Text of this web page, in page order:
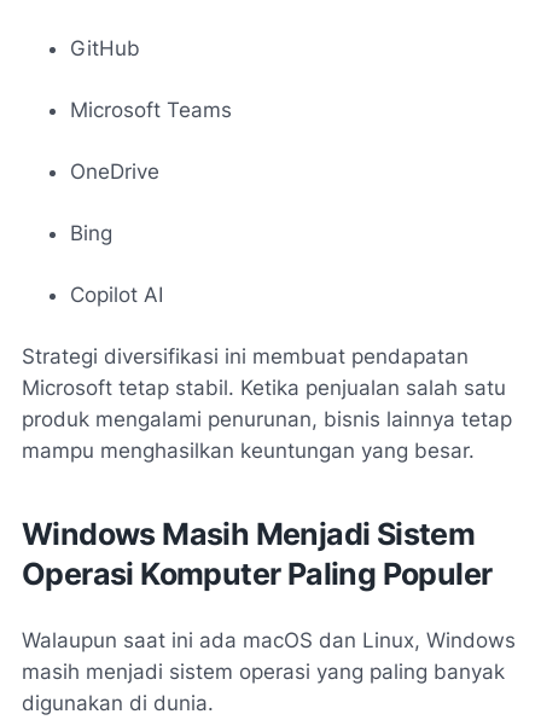
GitHub
Microsoft Teams
OneDrive
Bing
Copilot AI
Strategi diversifikasi ini membuat pendapatan
Microsoft tetap stabil. Ketika penjualan salah satu
produk mengalami penurunan, bisnis lainnya tetap
mampu menghasilkan keuntungan yang besar.
Windows Masih Menjadi Sistem
Operasi Komputer Paling Populer
Walaupun saat ini ada macOS dan Linux, Windows
masih menjadi sistem operasi yang paling banyak
digunakan di dunia.